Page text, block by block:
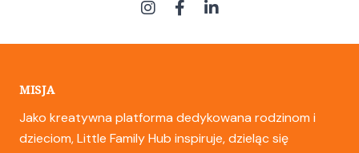
MISJA
Jako kreatywna platforma dedykowana rodzinom i
dzieciom, Little Family Hub inspiruje, dzieląc się